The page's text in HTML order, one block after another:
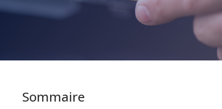
Sommaire